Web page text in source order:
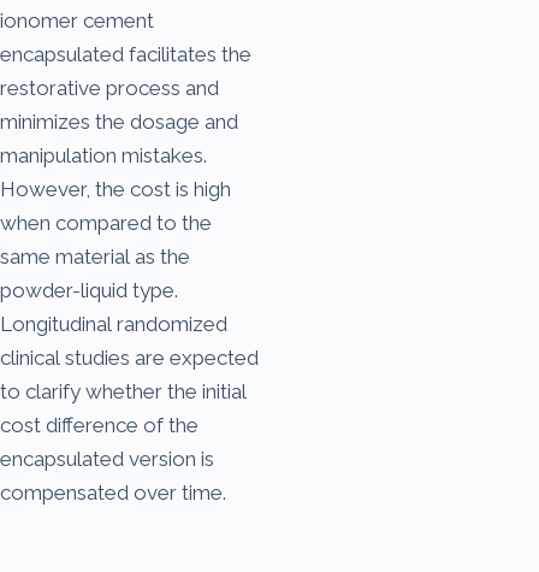
ionomer cement
encapsulated facilitates the
restorative process and
minimizes the dosage and
manipulation mistakes.
However, the cost is high
when compared to the
same material as the
powder-liquid type.
Longitudinal randomized
clinical studies are expected
to clarify whether the initial
cost difference of the
encapsulated version is
compensated over time.